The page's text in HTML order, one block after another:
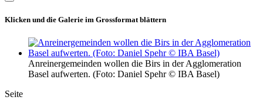
Klicken und die Galerie im Grossformat blättern
Anreinergemeinden wollen die Birs in der Agglomeration
Basel aufwerten. (Foto: Daniel Spehr © IBA Basel)
Seite